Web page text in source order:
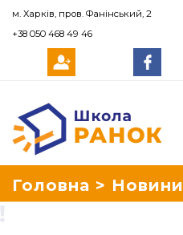
Школа Ранок
Головна > Новини
м. Харків, пров. Фанінський, 2
+38 050 468 49 46